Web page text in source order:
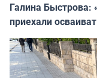
Галина Быстрова:
приехали